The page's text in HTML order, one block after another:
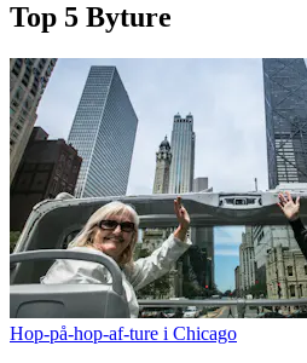
Top 5 Byture
Hop-på-hop-af-ture i Chicago